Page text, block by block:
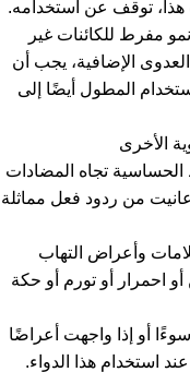
هذا، توقف عن استخدامه.
مفرط للكائنات غير
الإضافية، يجب أن
المطول أيضًا إلى
الأخرى
الحساسية تجاه المضادات
عانيت من ردود فعل مماثلة
وأعراض التهاب
احمرار أو تورم أو حكة
أو إذا واجهت أعراضًا
استخدام هذا الدواء.